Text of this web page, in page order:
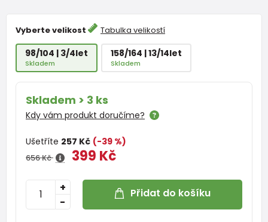
Vyberte velikost Tabulka velikostí
98/104 | 3/4let
Skladem
158/164 | 13/14let
Skladem
Skladem > 3 ks
Kdy vám produkt doručíme?
Ušetříte 257 Kč (-39 %)
656 Kč 399 Kč
-
+ Přidat do košíku